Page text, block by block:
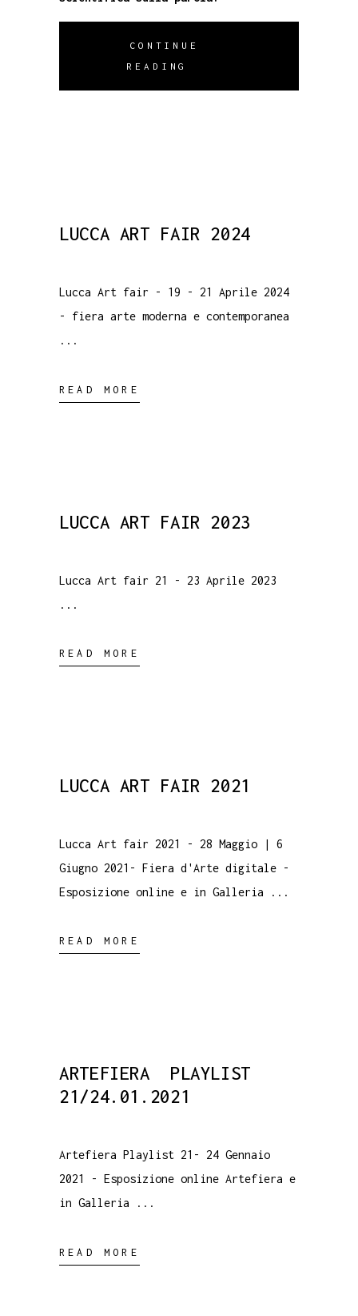
CONTINUE
READING
LUCCA ART FAIR 2024
Lucca Art fair - 19 - 21 Aprile 2024
- fiera arte moderna e contemporanea
READ MORE
LUCCA ART FAIR 2023
Lucca Art fair 21 - 23 Aprile 2023
READ MORE
LUCCA ART FAIR 2021
Lucca Art fair 2021 - 28 Maggio | 6
Giugno 2021- Fiera d'Arte digitale -
Esposizione online e in Galleria
READ MORE
ARTEFIERA PLAYLIST
21/24.01.2021
Artefiera Playlist 21- 24 Gennaio
2021 - Esposizione online Artefiera e
in Galleria
READ MORE